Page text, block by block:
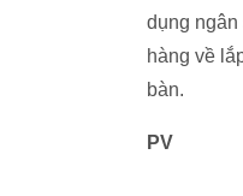
dụng
hàng về
bàn.
PV